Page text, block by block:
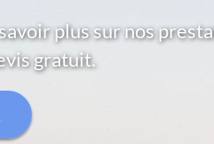
plus sur nos
gratuit.